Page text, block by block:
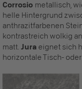
Corrosio metallisch,
helle Hintergrund
anthrazitfarbenen
kontrastreich wolkig
matt. Jura eignet sich
horizontale Tisch-